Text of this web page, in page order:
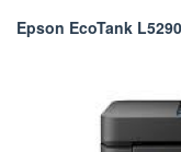
Epson EcoTank L5290